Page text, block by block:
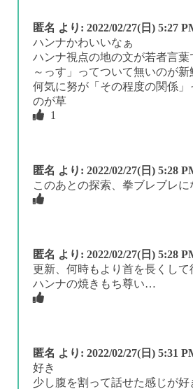
匿名 より: 2022/02/27(日) 5:27
ハンナかわいいなぁ
ハンナ視点の地の文が若者言葉
～っす」ってついて無いのが新
何気に努が「その程度の関係」
のが草
1
匿名 より: 2022/02/27(日) 5:28
このあとの探索、拳ブレブレに
匿名 より: 2022/02/27(日) 5:28
更新、何時もより首を長くして
ハンナの焼きもち尊い…
匿名 より: 2022/02/27(日) 5:31
好き
少し腹を割って話せた感じが好